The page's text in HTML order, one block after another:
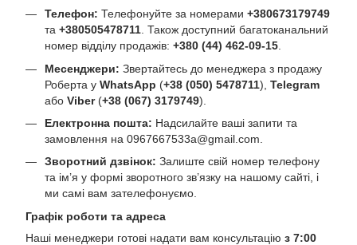
Телефон: Телефонуйте за номерами +380673179749
та +380505478711. Також доступний багатоканальний
номер відділу продажів: +380 (44) 462-09-15.
Месенджери: Звертайтесь до менеджера з продажу
Роберта у WhatsApp (+38 (050) 5478711), Telegram
або Viber(+38 (067) 3179749).
Електронна пошта: Надсилайте ваші запити та
замовлення на 0967667533a@gmail.com
Зворотний дзвінок: Залиште свій номер телефону
та ім’я у формі зворотного зв’язку на нашому сайті, і
ми самі вам зателефонуємо.
Графік роботи та адреса
Наші менеджери готові надати вам консультацію з 7:00